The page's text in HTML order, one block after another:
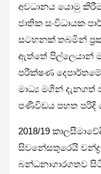
අවධානය යොමු
ජාතික සංවිධායක
සටහනක් තබමින්
ඇත්තේ පිල්ලෙයාන්
පරීක්ෂණ
මාධ්‍ය මගින්
පණිවිඩය පහත පරිදි
2018/19
සිවනේසතුරෙයි
බන්ධනාගාරගතව